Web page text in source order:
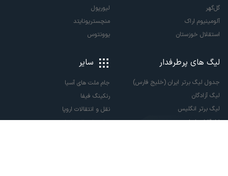
گل‌گهر
آلومینیوم اراک
استقلال خوزستان
لیورپول
منچستریونایتد
یوونتوس
لیگ های پرطرفدار
جدول لیگ برتر ایران (خلیج فارس)
لیگ آزادگان
لیگ برتر انگلیس
لالیگا اسپانیا
سایر
جام ملت های آسیا
رنکینگ فیفا
نقل و انتقالات اروپا
نقل و انتقالات ایران